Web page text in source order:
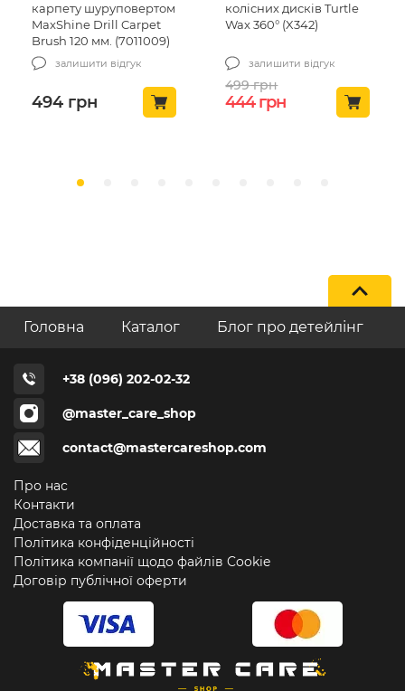
Carpet
(7011009)
відгук
колісних дисків Turtle
Wax 360° (X342)
залишити відгук
499грн
Оригінальна ціна: 499 грн.
444грн Поточна ціна: 444 грн.
жорсткою
383грн
Головна Каталог Блог про детейлінг
+38 (096) 202-02-32
@master_care_shop
contact@mastercareshop.com
Про нас
Контакти
Доставка та оплата
Політика конфіденційності
Політика компанії щодо файлів Cookie
Договір публічної оферти